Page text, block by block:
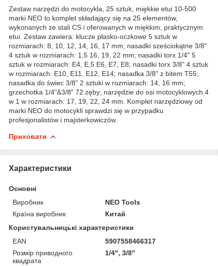
Zestaw narzędzi do motocykla, 25 sztuk, miękkie etui 10-500
marki NEO to komplet składający się na 25 elementów,
wykonanych ze stali CS i oferowanych w miękkim, praktycznym
etui. Zestaw zawiera: klucze płasko-oczkowe 5 sztuk w
rozmiarach: 8, 10, 12, 14, 16, 17 mm; nasadki sześciokątne 3/8"
4 sztuk w rozmiarach: 1,5 16, 19, 22 mm; nasadki torx 1/4" 5
sztuk w rozmiarach: E4, E,5 E6, E7, E8; nasadki torx 3/8" 4 sztuk
w rozmiarach: E10, E11, E12, E14; nasadka 3/8" z bitem T55;
nasadka do świec 3/8" 2 sztuki w rozmiarach: 14, 16 mm;
grzechotka 1/4"&3/8" 72 zęby; narzędzie do osi motocyklowych 4
w 1 w rozmiarach: 17, 19, 22, 24 mm. Komplet narzędziowy od
marki NEO do motocykli sprawdzi się w przypadku
profesjonalistów i majsterkowiczów.
Приховати
Характеристики
Основні
Виробник
NEO Tools
Країна виробник
Китай
Користувальницькі характеристики
EAN
5907558466317
Розмір приводного
квадрата
1/4", 3/8"